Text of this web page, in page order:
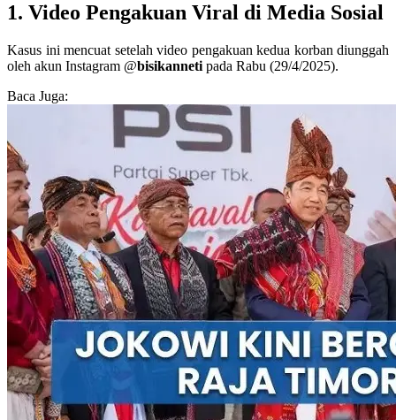
1. Video Pengakuan Viral di Media Sosial
Kasus ini mencuat setelah video pengakuan kedua korban diunggah
oleh akun Instagram @bisikanneti pada Rabu (29/4/2025).
Baca Juga: